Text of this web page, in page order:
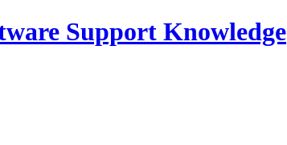
Support Knowledge